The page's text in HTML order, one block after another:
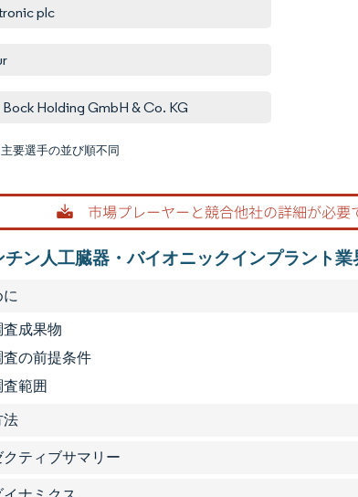
plc
Holding GmbH & Co. KG
要選手の並び順不同
チン人工臓器・バイオニックインプラント
査成果物
査の前提条件
査範囲
法
クティブサマリー